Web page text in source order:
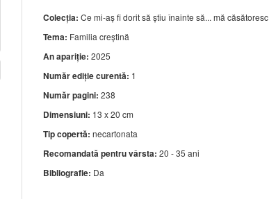
Colecția: Ce mi-aş fi dorit să ştiu înainte să... mă căsătoresc
Tema: Familia creștină
An apariție: 2025
Număr ediție curentă: 1
Număr pagini: 238
Dimensiuni: 13 x 20 cm
Tip copertă: necartonata
Recomandată pentru vârsta: 20 - 35 ani
Bibliografie: Da